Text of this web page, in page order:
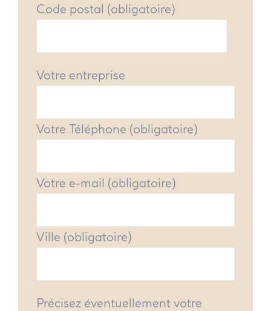
Code postal (obligatoire)
Votre entreprise
Votre Téléphone (obligatoire)
Votre e-mail (obligatoire)
Ville (obligatoire)
Précisez éventuellement votre